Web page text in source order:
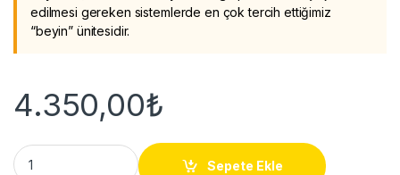
edilmesi gereken sistemlerde en çok tercih ettiğimiz
“beyin” ünitesidir.
4.350,00₺
Mexxsun MPJ 40A MPPT Şarj Kontrol Cihazı quantity
Sepete Ekle